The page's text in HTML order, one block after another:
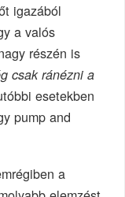
igazából
a valós
részén is
csak ránézni a
esetekben
pump and
a